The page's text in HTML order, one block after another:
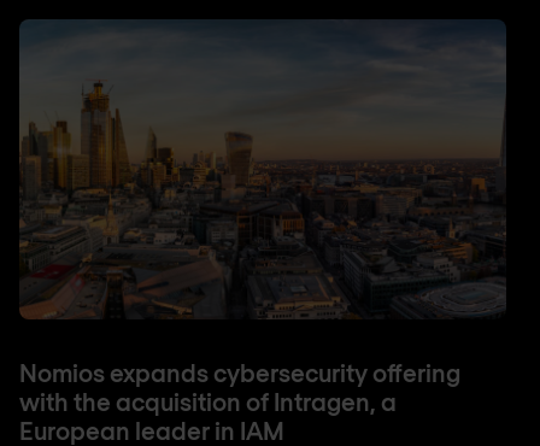
Nomios expands cybersecurity offering
with the acquisition of Intragen, a
European leader in IAM